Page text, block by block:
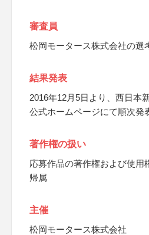
審査員
松岡モータース株式会社の選
結果発表
2016年12月5日より、西日本
公式ホームページにて順次発
著作権の扱い
応募作品の著作権および使用
帰属
主催
松岡モータース株式会社